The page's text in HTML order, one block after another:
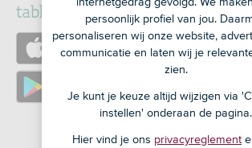
tablet
https://apps.apple.com/nl/app/
https://play.google.com/store/apps/
id=nl.devolksbank.asn.bankieren
persoonlijk profiel van jou.
personaliseren wij onze website,
communicatie en laten wij je
zien.
Je kunt je keuze altijd wijzigen via
instellen' onderaan de pagina.
Hier vind je ons privacyreglement